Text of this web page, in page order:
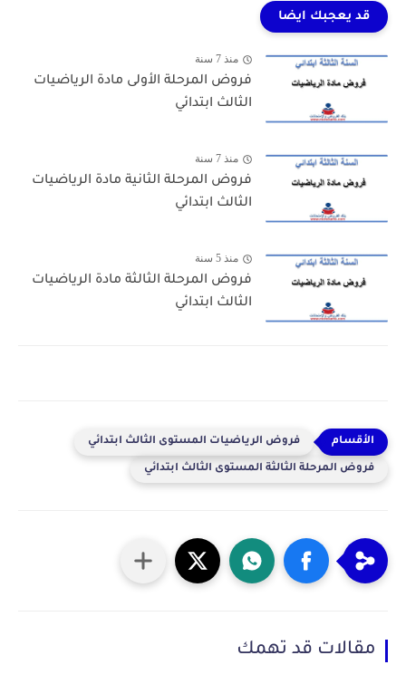
قد يعجبك ايضا
منذ 7 سنة
فروض المرحلة الأولى مادة الرياضيات
الثالث ابتدائي
منذ 7 سنة
فروض المرحلة الثانية مادة الرياضيات
الثالث ابتدائي
منذ 5 سنة
فروض المرحلة الثالثة مادة الرياضيات
الثالث ابتدائي
فروض الرياضيات المستوى الثالث ابتدائي
فروض المرحلة الثالثة المستوى الثالث ابتدائي
مقالات قد تهمك